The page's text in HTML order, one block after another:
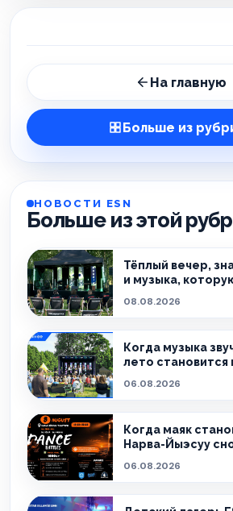
На главную
Больше из
НОВОСТИ ESN
Больше из этой
Тёплый вечер,
и музыка,
08.08.2026
Когда музыка
лето становится
06.08.2026
Когда маяк
Нарва-Йыэсуу
06.08.2026